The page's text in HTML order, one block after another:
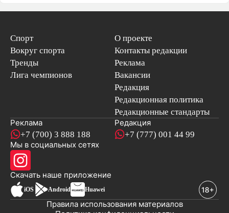
Спорт
Вокруг спорта
Тренды
Лига чемпионов
О проекте
Контакты редакции
Реклама
Вакансии
Редакция
Редакционная политика
Редакционные стандарты
Реклама
+7 (700) 3 888 188
Редакция
+7 (777) 001 44 99
Мы в социальных сетях
Скачать наше приложениеновостей
iOS Android Huawei
Правила использования материалов